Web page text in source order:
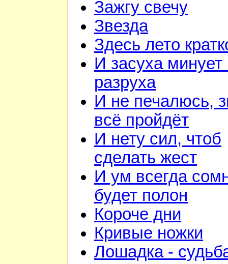
Зажгу свечу
Звезда
Здесь лето
И засуха минует
разруха
И не печалюсь,
всё пройдёт
И нету сил, чтоб
сделать жест
И ум всегда
будет полон
Короче дни
Кривые ножки
Лошадка -